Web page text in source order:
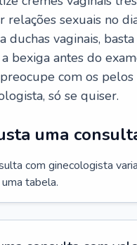
relações sexuais no
duchas vaginais,
a bexiga antes do
com os
só se quiser.
uma
com ginecologista
tabela.